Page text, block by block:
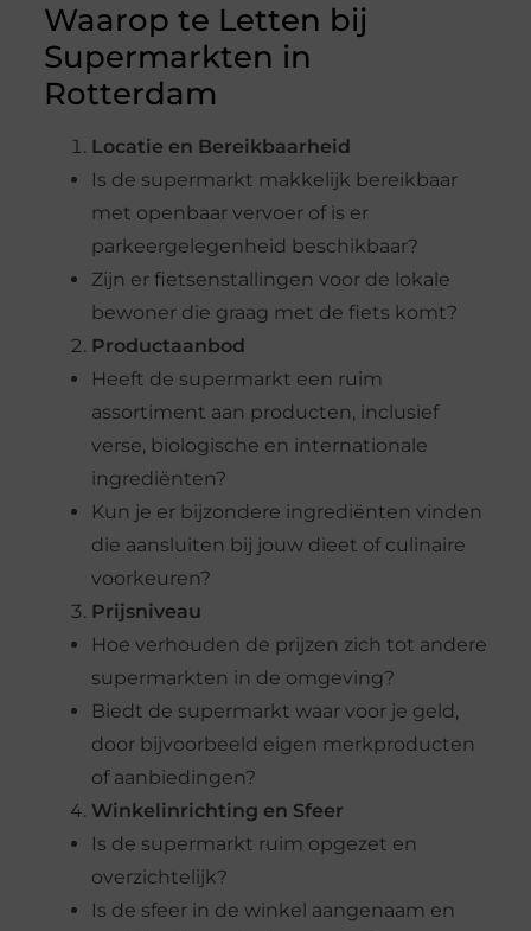
Waarop te Letten bij
Supermarkten in
Rotterdam
Locatie en Bereikbaarheid
Is de supermarkt makkelijk bereikbaar
met openbaar vervoer of is er
parkeergelegenheid beschikbaar?
Zijn er fietsenstallingen voor de lokale
bewoner die graag met de fiets komt?
Productaanbod
Heeft de supermarkt een ruim
assortiment aan producten, inclusief
verse, biologische en internationale
ingrediënten?
Kun je er bijzondere ingrediënten vinden
die aansluiten bij jouw dieet of culinaire
voorkeuren?
Prijsniveau
Hoe verhouden de prijzen zich tot andere
supermarkten in de omgeving?
Biedt de supermarkt waar voor je geld,
door bijvoorbeeld eigen merkproducten
of aanbiedingen?
Winkelinrichting en Sfeer
Is de supermarkt ruim opgezet en
overzichtelijk?
Is de sfeer in de winkel aangenaam en